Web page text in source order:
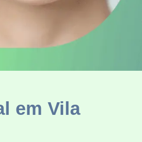
em Vila